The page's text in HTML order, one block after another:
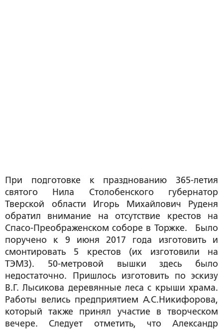
При подготовке к празднованию 365-летия
святого Нила Столобенского губернатор
Тверской области Игорь Михайлович Руденя
обратил внимание на отсутствие крестов на
Спасо-Преображенском соборе в Торжке. Было
поручено к 9 июня 2017 года изготовить и
смонтировать 5 крестов (их изготовили на
ТЭМЗ). 50-метровой вышки здесь было
недостаточно. Пришлось изготовить по эскизу
В.Г. Лысикова деревянные леса с крыши храма.
Работы велись предприятием А.С.Никифорова,
который также принял участие в творческом
вечере. Следует отметить, что Александр